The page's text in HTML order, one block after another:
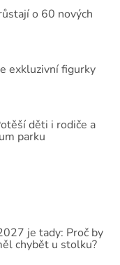
o 60 nových
exkluzivní figurky
děti i rodiče a
parku
je tady: Proč by
chybět u stolku?